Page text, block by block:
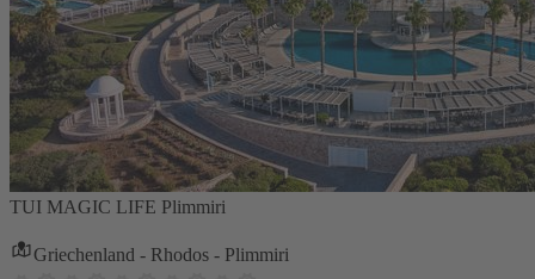
TUI MAGIC LIFE Plimmiri
Griechenland - Rhodos - Plimmiri